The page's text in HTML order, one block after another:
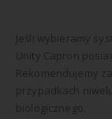
Jeśli wybieramy
Unity Capron
Rekomendujemy
przypadkach
biologicznego.